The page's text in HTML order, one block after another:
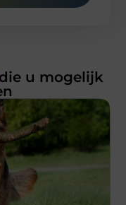
die u mogelijk